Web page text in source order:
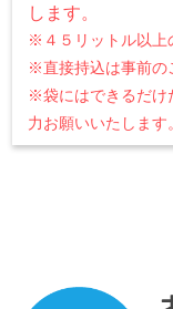
します。
※４５リットル以上
※直接持込は事前の
※袋にはできるだけ
力お願いいたします